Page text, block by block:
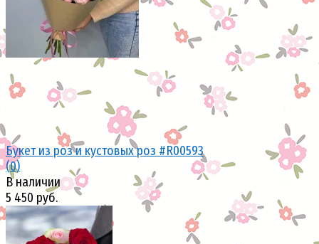
Букет из роз и кустовых роз #R00593
(0)
В наличии
5 450 руб.